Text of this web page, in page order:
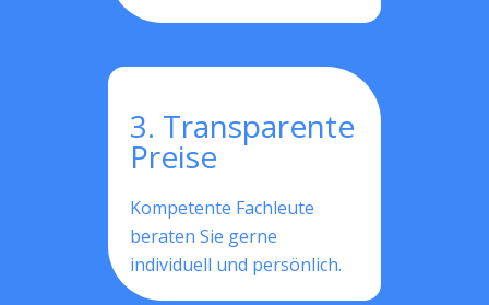
3. Transparente
Preise
Kompetente Fachleute
beraten Sie gerne
individuell und persönlich.